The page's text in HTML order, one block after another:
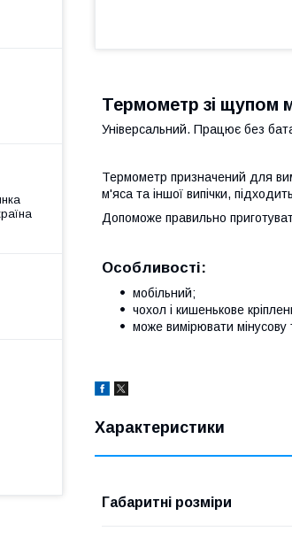
Термометр зі щупом
Універсальний. Працює без
Термометр призначений для
м'яса та іншої випічки,
Допоможе правильно
Особливості:
мобільний;
чохол і кишенькове
може вимірювати
Характеристики
Габаритні розміри